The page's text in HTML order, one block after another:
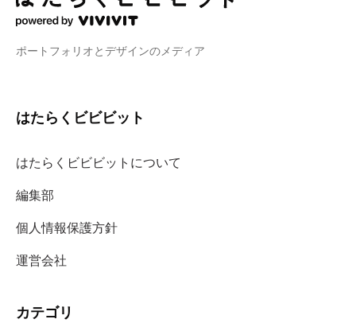
ポートフォリオとデザインのメディア
はたらくビビビット
はたらくビビビットについて
編集部
個人情報保護方針
運営会社
カテゴリ